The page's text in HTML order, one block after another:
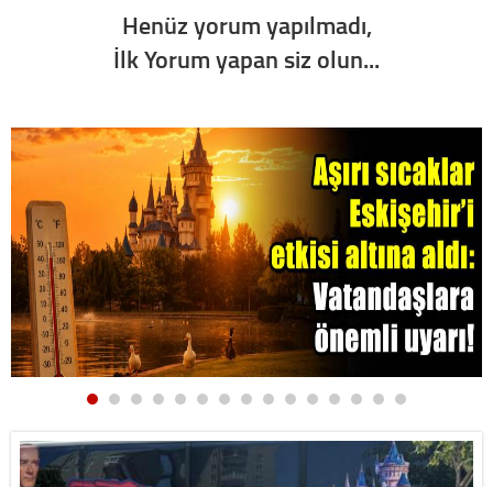
Henüz yorum yapılmadı,
İlk Yorum yapan siz olun...